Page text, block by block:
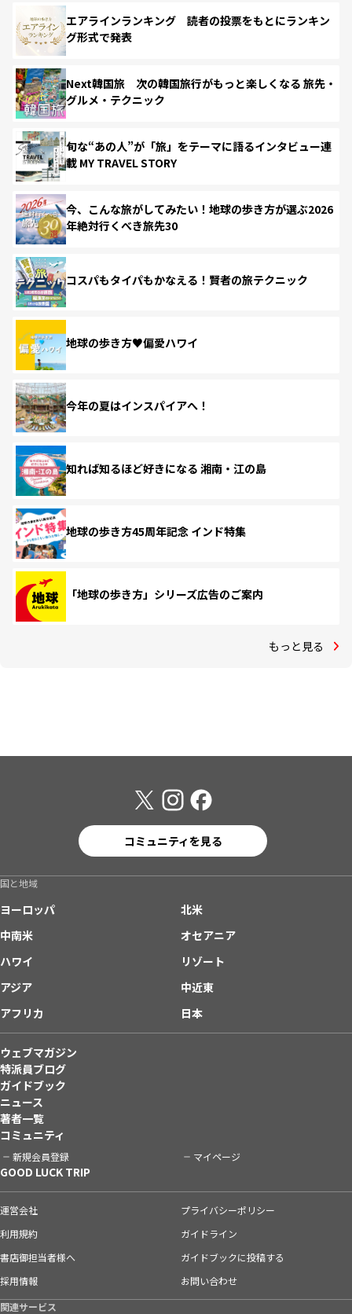
エアラインランキング 読者の投票をもとにランキン
グ形式で発表
Next韓国旅 次の韓国旅行がもっと楽しくなる 旅先・
グルメ・テクニック
旬な“あの人”が「旅」をテーマに語るインタビュー連
載 MY TRAVEL STORY
今、こんな旅がしてみたい！地球の歩き方が選ぶ2026
年絶対行くべき旅先30
コスパもタイパもかなえる！賢者の旅テクニック
地球の歩き方♥偏愛ハワイ
今年の夏はインスパイアへ！
知れば知るほど好きになる 湘南・江の島
地球の歩き方45周年記念 インド特集
「地球の歩き方」シリーズ広告のご案内
もっと見る
コミュニティを見る
国と地域
ヨーロッパ
北米
中南米
オセアニア
ハワイ
リゾート
アジア
中近東
アフリカ
日本
ウェブマガジン
特派員ブログ
ガイドブック
ニュース
著者一覧
コミュニティ
新規会員登録 マイページ
GOOD LUCK TRIP
運営会社
プライバシーポリシー
利用規約
ガイドライン
書店御担当者様へ
ガイドブックに投稿する
採用情報
お問い合わせ
関連サービス